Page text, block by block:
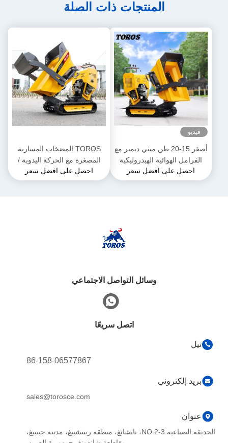
المنتجات ذات الصلة
فيديو
أصفر 15-20 طن ميني ديمبر مع
الفرامل الهوائية الهيدروليكية
احصل على افضل سعر
TOROS المضخات المسارية
المصغرة مع الحركة اليدوية /
التلقائية
احصل على افضل سعر
وسائل التواصل الاجتماعي
اتصل سريعًا
تيل
86-158-06577867
بريد إلكتروني
sales@torosce.com
عنوان
الحديقة الصناعية NO.2-3، نانشانغ، منطقة رينتشينغ، مدينة جينينغ،